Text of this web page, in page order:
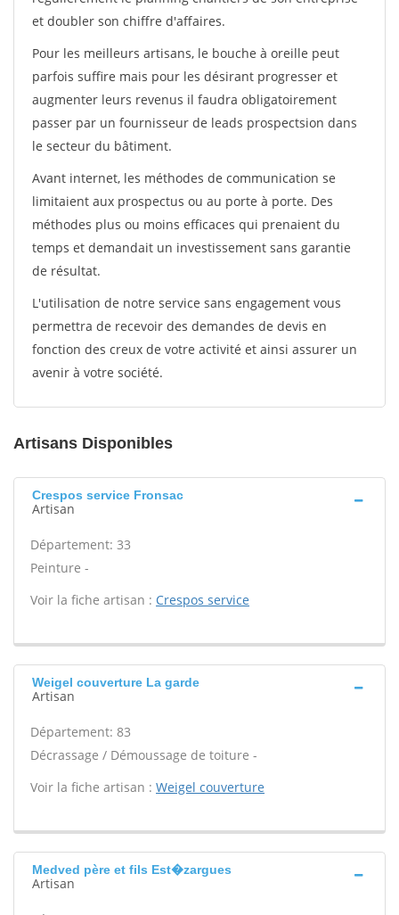
et doubler son chiffre d'affaires.
Pour les meilleurs artisans, le bouche à oreille peut
parfois suffire mais pour les désirant progresser et
augmenter leurs revenus il faudra obligatoirement
passer par un fournisseur de leads prospectsion dans
le secteur du bâtiment.
Avant internet, les méthodes de communication se
limitaient aux prospectus ou au porte à porte. Des
méthodes plus ou moins efficaces qui prenaient du
temps et demandait un investissement sans garantie
de résultat.
L'utilisation de notre service sans engagement vous
permettra de recevoir des demandes de devis en
fonction des creux de votre activité et ainsi assurer un
avenir à votre société.
Artisans Disponibles
Crespos service Fronsac
Artisan
Département: 33
Peinture -
Voir la fiche artisan : Crespos service
Weigel couverture La garde
Artisan
Département: 83
Décrassage / Démoussage de toiture -
Voir la fiche artisan : Weigel couverture
Medved père et fils Est�zargues
Artisan